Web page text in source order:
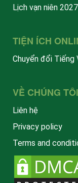
Lịch vạn niên 2027
TIỆN ÍCH
Chuyển đổi Tiếng
VỀ CHÚNG TÔI
Liên hệ
Privacy policy
Terms and